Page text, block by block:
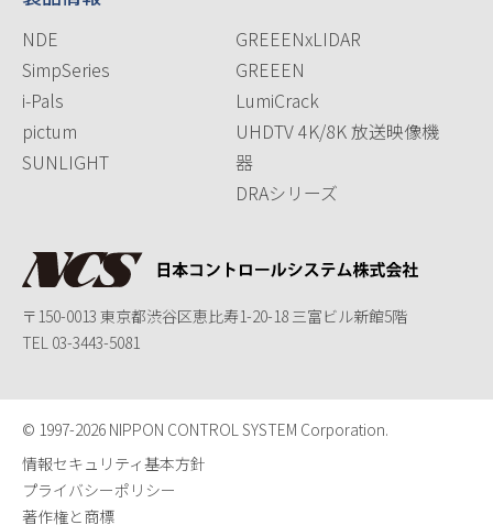
NDE
SimpSeries
i-Pals
pictum
SUNLIGHT
GREEENxLIDAR
GREEEN
LumiCrack
UHDTV 4K/8K 放送映像機
器
DRAシリーズ
〒150-0013 東京都渋谷区恵比寿1-20-18 三富ビル新館5階
TEL 03-3443-5081
© 1997-2026 NIPPON CONTROL SYSTEM Corporation.
情報セキュリティ基本方針
プライバシーポリシー
著作権と商標